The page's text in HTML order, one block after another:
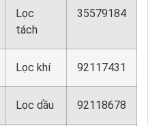
Lọc
tách
35579184
Lọc khí 92117431
Lọc dầu 92118678